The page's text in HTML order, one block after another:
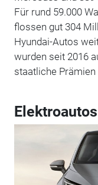
Für rund 59.000
flossen gut 304
Hyundai-Autos
wurden seit 2016
staatliche Prämien